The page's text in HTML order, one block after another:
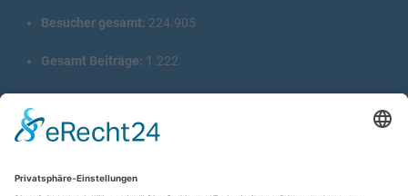
Besucher gesamt: 224.905
Gesamt Beiträge: 1.222
Copyright © 2026